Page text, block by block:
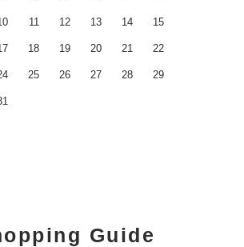
11 12 13 14 15
18 19 20 21 22
25 26 27 28 29
Guide